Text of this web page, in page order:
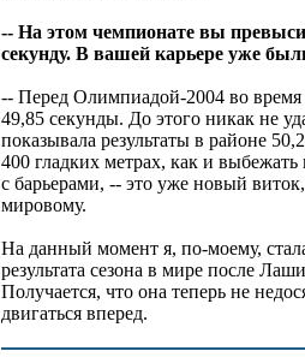
-- На этом чемпионате вы
секунду. В вашей карьере уже
-- Перед Олимпиадой-2004 во время
49,85 секунды. До этого никак не
показывала результаты в районе
400 гладких метрах, как и
с барьерами, -- это уже новый
мировому.
На данный момент я, по-моему,
результата сезона в мире после
Получается, что она теперь не
двигаться вперед.